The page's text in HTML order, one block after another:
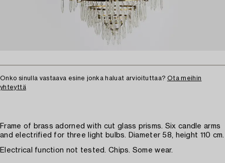
Onko sinulla vastaava esine jonka haluat arvioituttaa? Ota meihin
yhteyttä
Frame of brass adorned with cut glass prisms. Six candle arms
and electrified for three light bulbs. Diameter 58, height 110 cm.
Electrical function not tested. Chips. Some wear.